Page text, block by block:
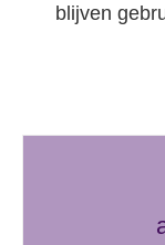
blijven